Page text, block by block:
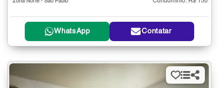
Zona Norte - São Paulo Condomínio: R$ 150
WhatsApp Contatar